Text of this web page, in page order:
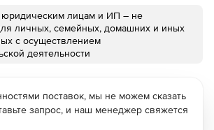
юридическим лицам и ИП – не
личных, семейных, домашних и иных
с осуществлением
деятельности
поставок, мы не можем сказать
запрос, и наш менеджер свяжется